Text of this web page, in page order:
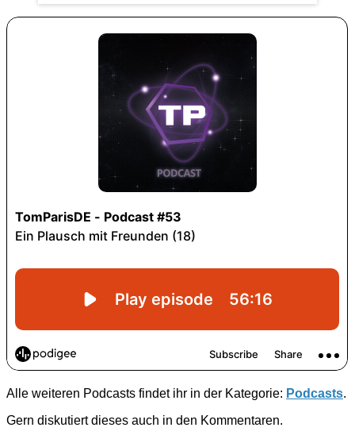
Alle weiteren Podcasts findet ihr in der Kategorie: Podcasts.
Gern diskutiert dieses auch in den Kommentaren.